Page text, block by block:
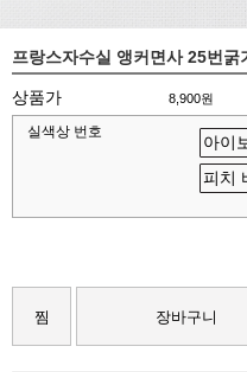
프랑스자수실 앵커면사 25번굵
상품가 8,900원
실색상 번호
아이
피치
찜 장바구니